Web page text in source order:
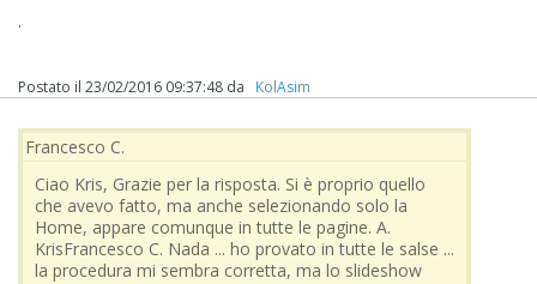
.
Postato il 23/02/2016 09:37:48 da ‪ KolAsim ‪ ‪
Francesco C.
Ciao Kris, Grazie per la risposta. Si è proprio quello
che avevo fatto, ma anche selezionando solo la
Home, appare comunque in tutte le pagine. A.
KrisFrancesco C. Nada ... ho provato in tutte le salse ...
la procedura mi sembra corretta, ma lo slideshow